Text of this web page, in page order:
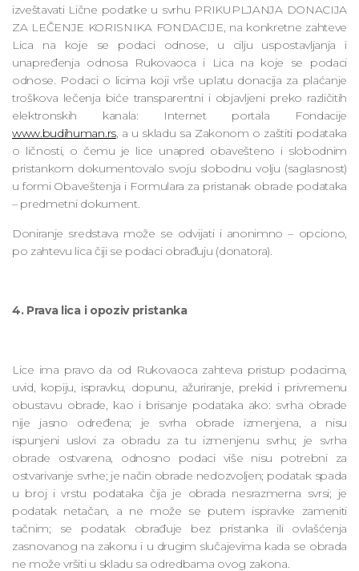
izveštavati Lične podatke u svrhu PRIKUPLJANJA DONACIJA
ZA LEČENJE KORISNIKA FONDACIJE, na konkretne zahteve
Lica na koje se podaci odnose, u cilju uspostavljanja i
unapređenja odnosa Rukovaoca i Lica na koje se podaci
odnose. Podaci o licima koji vrše uplatu donacija za plaćanje
troškova lečenja biće transparentni i objavljeni preko različitih
elektronskih kanala: Internet portala Fondacije
www.budihuman.rs, a u skladu sa Zakonom o zaštiti podataka
o ličnosti, o čemu je lice unapred obavešteno i slobodnim
pristankom dokumentovalo svoju slobodnu volju (saglasnost)
u formi Obaveštenja i Formulara za pristanak obrade podataka
– predmetni dokument.
Doniranje sredstava može se odvijati i anonimno – opciono,
po zahtevu lica čiji se podaci obrađuju (donatora).
4. Prava lica i opoziv pristanka
Lice ima pravo da od Rukovaoca zahteva pristup podacima,
uvid, kopiju, ispravku, dopunu, ažuriranje, prekid i privremenu
obustavu obrade, kao i brisanje podataka ako: svrha obrade
nije jasno određena; je svrha obrade izmenjena, a nisu
ispunjeni uslovi za obradu za tu izmenjenu svrhu; je svrha
obrade ostvarena, odnosno podaci više nisu potrebni za
ostvarivanje svrhe; je način obrade nedozvoljen; podatak spada
u broj i vrstu podataka čija je obrada nesrazmerna svrsi; je
podatak netačan, a ne može se putem ispravke zameniti
tačnim; se podatak obrađuje bez pristanka ili ovlašćenja
zasnovanog na zakonu i u drugim slučajevima kada se obrada
ne može vršiti u skladu sa odredbama ovog zakona.